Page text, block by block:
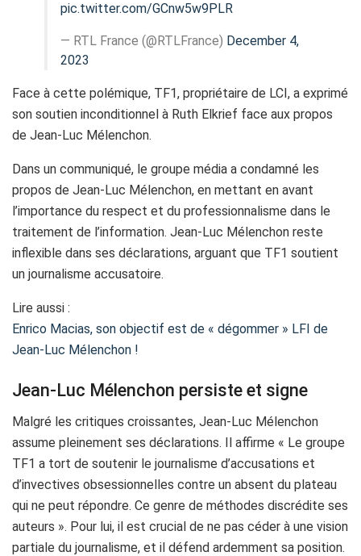
pic.twitter.com/GCnw5w9PLR
— RTL France (@RTLFrance) December 4,
2023
Face à cette polémique, TF1, propriétaire de LCI, a exprimé
son soutien inconditionnel à Ruth Elkrief face aux propos
de Jean-Luc Mélenchon.
Dans un communiqué, le groupe média a condamné les
propos de Jean-Luc Mélenchon, en mettant en avant
l’importance du respect et du professionnalisme dans le
traitement de l’information. Jean-Luc Mélenchon reste
inflexible dans ses déclarations, arguant que TF1 soutient
un journalisme accusatoire.
Lire aussi :
Enrico Macias, son objectif est de « dégommer » LFI de
Jean-Luc Mélenchon !
Jean-Luc Mélenchon persiste et signe
Malgré les critiques croissantes, Jean-Luc Mélenchon
assume pleinement ses déclarations. Il affirme « Le groupe
TF1 a tort de soutenir le journalisme d’accusations et
d’invectives obsessionnelles contre un absent du plateau
qui ne peut répondre. Ce genre de méthodes discrédite ses
auteurs ». Pour lui, il est crucial de ne pas céder à une vision
partiale du journalisme, et il défend ardemment sa position.